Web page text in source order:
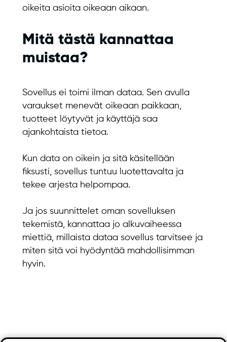
oikeita asioita oikeaan aikaan.
Mitä tästä kannattaa
muistaa?
Sovellus ei toimi ilman dataa. Sen avulla
varaukset menevät oikeaan paikkaan,
tuotteet löytyvät ja käyttäjä saa
ajankohtaista tietoa.
Kun data on oikein ja sitä käsitellään
fiksusti, sovellus tuntuu luotettavalta ja
tekee arjesta helpompaa.
Ja jos suunnittelet oman sovelluksen
tekemistä, kannattaa jo alkuvaiheessa
miettiä, millaista dataa sovellus tarvitsee ja
miten sitä voi hyödyntää mahdollisimman
hyvin.